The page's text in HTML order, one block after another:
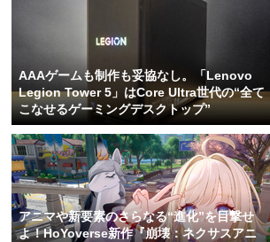
AAAゲームも制作も妥協なし。「Lenovo
Legion Tower 5」はCore Ultra世代の“全て
こなせるゲーミングデスクトップ”
アニマや新要素のさらなる“進化”を目撃せ
よ！HoYoverse新作『崩壊：ネクサスアニ